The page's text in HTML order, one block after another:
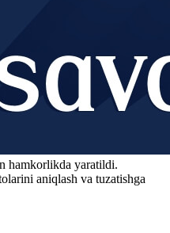
hamkorlikda yaratildi.
aniqlash va tuzatishga